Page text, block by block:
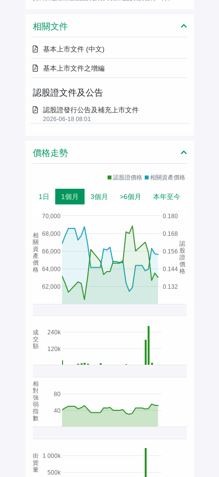
相關文件
基本上市文件 (中文)
基本上市文件之增編
認股證文件及公告
認股證發行公告及補充上市文件
2026-06-18 08:01
價格走勢
認股證價格 相關資產價格
1日 1個月 3個月 >6個月 本年至今
64,000
62,000
66,000
68,000
70,000 0.180
0.132
0.144
0.156
0.168
120k
240k
40
80
500k
1 000k
相
關
資
產
價
格
認
股
證
價
格
成
交
額
相
對
強
弱
指
數
街
貨
量